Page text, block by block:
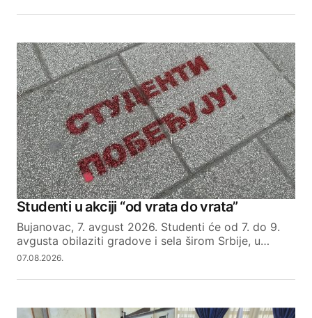
Studenti u akciji “od vrata do vrata”
Bujanovac, 7. avgust 2026. Studenti će od 7. do 9.
avgusta obilaziti gradove i sela širom Srbije, u…
07.08.2026.